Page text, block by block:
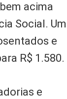
acima
Social. Um
e
R$ 1.580.
e